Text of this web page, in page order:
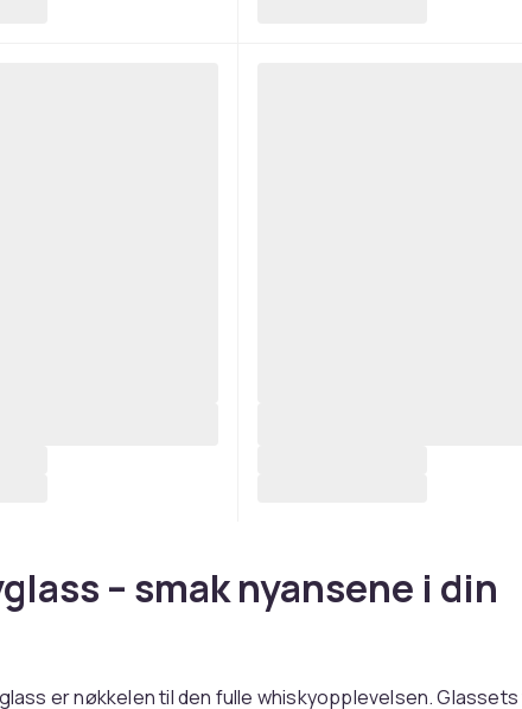
– smak nyansene i din
er nøkkelen til den fulle whiskyopplevelsen.